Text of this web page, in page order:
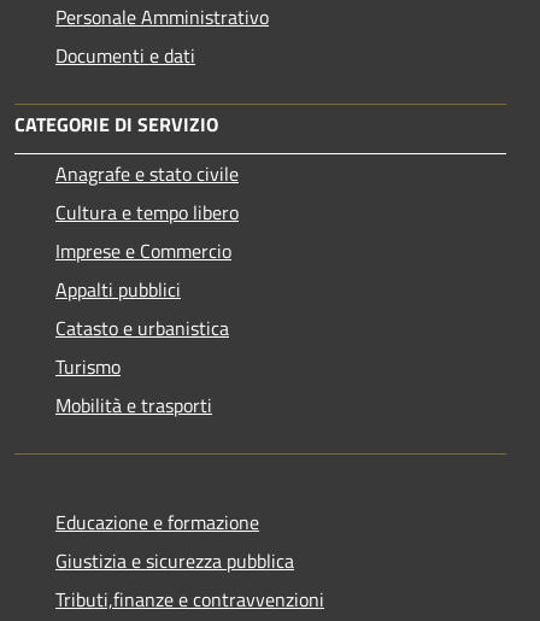
Personale Amministrativo
Documenti e dati
CATEGORIE DI SERVIZIO
Anagrafe e stato civile
Cultura e tempo libero
Imprese e Commercio
Appalti pubblici
Catasto e urbanistica
Turismo
Mobilità e trasporti
Educazione e formazione
Giustizia e sicurezza pubblica
Tributi,finanze e contravvenzioni